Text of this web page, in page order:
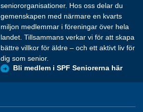
seniororganisationer. Hos oss delar du
gemenskapen med närmare en kvarts
miljon medlemmar i föreningar över hela
landet. Tillsammans verkar vi för att skapa
bättre villkor för äldre – och ett aktivt liv för
dig som senior.
Bli medlem i SPF Seniorerna här